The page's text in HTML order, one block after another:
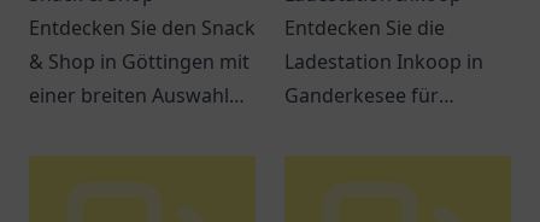
Entdecken Sie den Snack
& Shop in Göttingen mit
einer breiten Auswahl
Getränken – ideal für
Entdecken Sie die
Ladestation Inkoop in
Ganderkesee für
Effiziente